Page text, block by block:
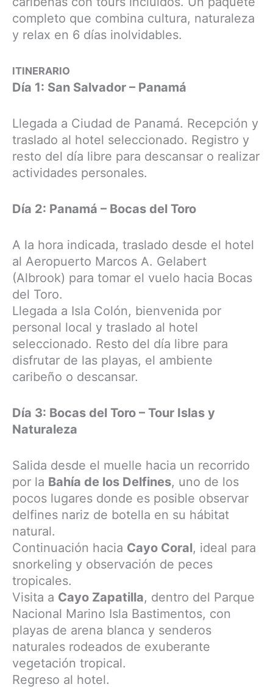
completo que combina cultura, naturaleza
y relax en 6 días inolvidables.
ITINERARIO
Día 1: San Salvador – Panamá
Llegada a Ciudad de Panamá. Recepción y
traslado al hotel seleccionado. Registro y
resto del día libre para descansar o realizar
actividades personales.
Día 2: Panamá – Bocas del Toro
A la hora indicada, traslado desde el hotel
al Aeropuerto Marcos A. Gelabert
(Albrook) para tomar el vuelo hacia Bocas
del Toro.
Llegada a Isla Colón, bienvenida por
personal local y traslado al hotel
seleccionado. Resto del día libre para
disfrutar de las playas, el ambiente
caribeño o descansar.
Día 3: Bocas del Toro – Tour Islas y
Naturaleza
Salida desde el muelle hacia un recorrido
por la Bahía de los Delfines, uno de los
pocos lugares donde es posible observar
delfines nariz de botella en su hábitat
natural.
Continuación hacia Cayo Coral, ideal para
snorkeling y observación de peces
tropicales.
Visita a Cayo Zapatilla, dentro del Parque
Nacional Marino Isla Bastimentos, con
playas de arena blanca y senderos
naturales rodeados de exuberante
vegetación tropical.
Regreso al hotel.